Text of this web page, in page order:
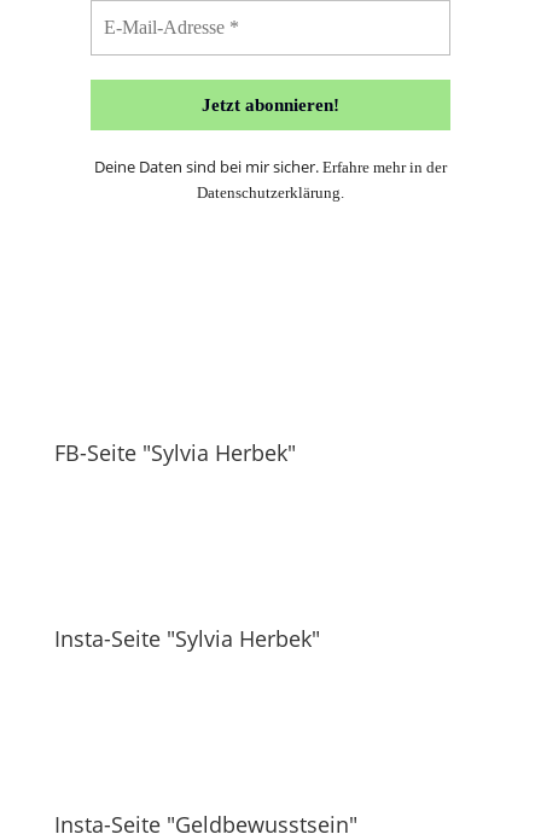
Deine Daten sind bei mir sicher. Erfahre mehr in der
Datenschutzerklärung.
FB-Seite "Sylvia Herbek"
Insta-Seite "Sylvia Herbek"
Insta-Seite "Geldbewusstsein"